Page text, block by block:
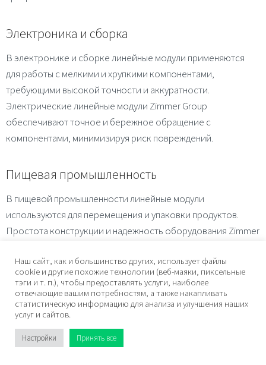
Электроника и сборка
В электронике и сборке линейные модули применяются
для работы с мелкими и хрупкими компонентами,
требующими высокой точности и аккуратности.
Электрические линейные модули Zimmer Group
обеспечивают точное и бережное обращение с
компонентами, минимизируя риск повреждений.
Пищевая промышленность
В пищевой промышленности линейные модули
используются для перемещения и упаковки продуктов.
Простота конструкции и надежность оборудования Zimmer
частой мойки и санитарной обработки.
Логистика и складирование
применяются для автоматизации процессов погрузки и
Наш сайт, как и большинство других, использует файлы
cookie и другие похожие технологии (веб-маяки, пиксельные
тэги и т. п.), чтобы предоставлять услуги, наиболее
отвечающие вашим потребностям, а также накапливать
статистическую информацию для анализа и улучшения наших
услуг и сайтов.
Настройки Принять все